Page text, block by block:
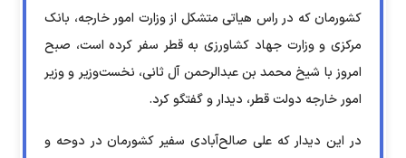
کشورمان که در راس هیاتی متشکل از وزارت امور خارجه، بانک
مرکزی و وزارت جهاد کشاورزی به قطر سفر کرده است، صبح
امروز با شیخ محمد بن عبدالرحمن آل ثانی، نخست‌وزیر و وزیر
امور خارجه دولت قطر، دیدار و گفتگو کرد.
در این دیدار که علی صالح‌آبادی سفیر کشورمان در دوحه و